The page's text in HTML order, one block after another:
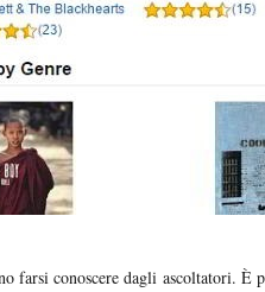
conoscere dagli ascoltatori. È